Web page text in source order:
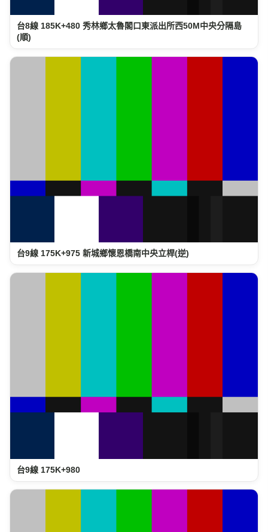
台8線 185K+480 秀林鄉太魯閣口東派出所西50M中央分隔島
(順)
台9線 175K+975 新城鄉懷恩橋南中央立桿(逆)
台9線 175K+980